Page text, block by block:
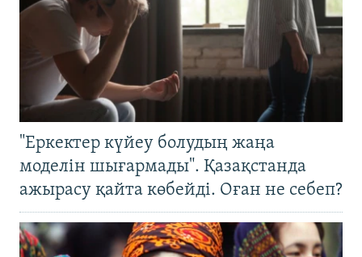
"Еркектер күйеу болудың жаңа
моделін шығармады". Қазақстанда
ажырасу қайта көбейді. Оған не себеп?